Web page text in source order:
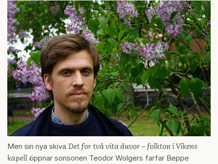
Men sin nya skiva Det for två vita duvor – folkton i Vikens
kapell öppnar sonsonen Teodor Wolgers farfar Beppe